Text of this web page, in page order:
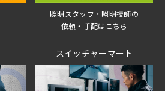
照明スタッフ・照明技師の
依頼・手配はこちら
スイッチャーマート